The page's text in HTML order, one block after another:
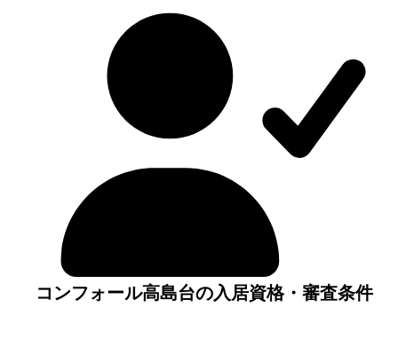
コンフォール高島台の入居資格・審査条件